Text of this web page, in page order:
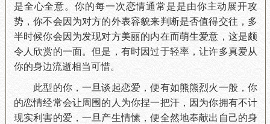
是全心全意。你的每一次恋情通常是是由你主动展开攻
势，你不会因为对方的外表容貌来判断是否值得交往，多
半时候你会因为发现对方美丽的内在而萌生爱意，这是颇
令人欣赏的一面。但是，有时因过于轻率，让许多真爱从
你的身边流逝相当可惜。
此型的你，一旦谈起恋爱，便有如熊熊烈火一般，你
的恋情经常会让周围的人为你捏一把汗，因为你拥有不计
现实利害的爱，一旦产生情愫，便全然地奉献出自己的身